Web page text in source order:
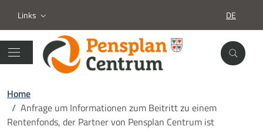
Links DE
Home
/ Anfrage um Informationen zum Beitritt zu einem
Rentenfonds, der Partner von Pensplan Centrum ist